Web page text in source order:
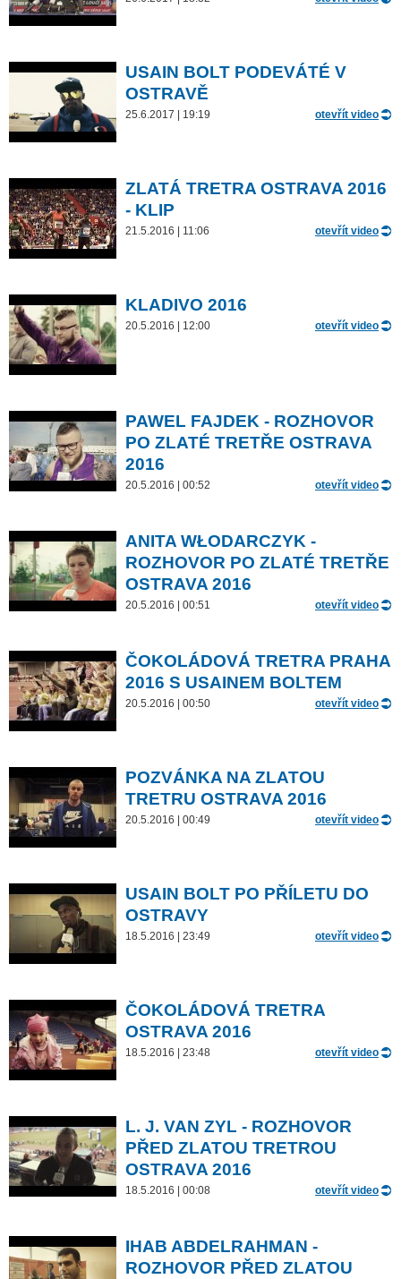
USAIN BOLT PODEVÁTÉ V
OSTRAVĚ
25.6.2017 | 19:19 otevřít video
ZLATÁ TRETRA OSTRAVA 2016
- KLIP
21.5.2016 | 11:06 otevřít video
KLADIVO 2016
20.5.2016 | 12:00 otevřít video
PAWEL FAJDEK - ROZHOVOR
PO ZLATÉ TRETŘE OSTRAVA
2016
20.5.2016 | 00:52 otevřít video
ANITA WŁODARCZYK -
ROZHOVOR PO ZLATÉ TRETŘE
OSTRAVA 2016
20.5.2016 | 00:51 otevřít video
ČOKOLÁDOVÁ TRETRA PRAHA
2016 S USAINEM BOLTEM
20.5.2016 | 00:50 otevřít video
POZVÁNKA NA ZLATOU
TRETRU OSTRAVA 2016
20.5.2016 | 00:49 otevřít video
USAIN BOLT PO PŘÍLETU DO
OSTRAVY
18.5.2016 | 23:49 otevřít video
ČOKOLÁDOVÁ TRETRA
OSTRAVA 2016
18.5.2016 | 23:48 otevřít video
L. J. VAN ZYL - ROZHOVOR
PŘED ZLATOU TRETROU
OSTRAVA 2016
18.5.2016 | 00:08 otevřít video
IHAB ABDELRAHMAN -
ROZHOVOR PŘED ZLATOU